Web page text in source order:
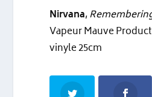
Nirvana,
Vapeur Mauve
vinyle 25cm